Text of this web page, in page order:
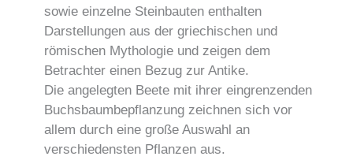
sowie einzelne Steinbauten enthalten
Darstellungen aus der griechischen und
römischen Mythologie und zeigen dem
Betrachter einen Bezug zur Antike.
Die angelegten Beete mit ihrer eingrenzenden
Buchsbaumbepflanzung zeichnen sich vor
allem durch eine große Auswahl an
verschiedensten Pflanzen aus.